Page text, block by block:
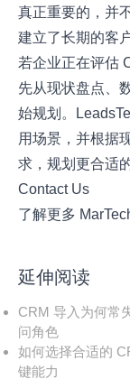
真正重要的，并
建立了长期的客
若企业正在评估
先从现状盘点、
始规划。
用场景，并根据
求，规划更合适
Contact Us
了解更多
延伸阅读
CRM 导入为何常
问角色
如何选择合适的
键能力